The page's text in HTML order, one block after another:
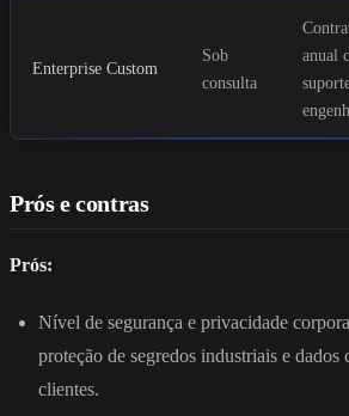
Enterprise Custom
Sob
consulta
anual
Prós e contras
Prós:
Nível de segurança e privacidade
proteção de segredos industriais e dados
clientes.